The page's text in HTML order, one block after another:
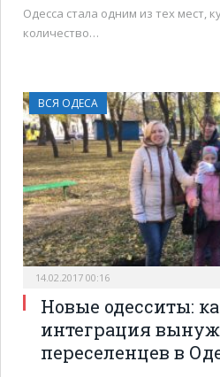
Одесса стала одним из тех мест,
количество…
ВСЯ ОДЕСА
14.02.2017 00:16
Новые одесситы:
интеграция
переселенцев в